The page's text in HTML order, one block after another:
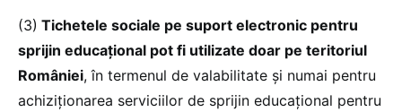
(3) Tichetele sociale pe suport electronic pentru
sprijin educațional pot fi utilizate doar pe teritoriul
României, în termenul de valabilitate și numai pentru
achiziționarea serviciilor de sprijin educațional pentru